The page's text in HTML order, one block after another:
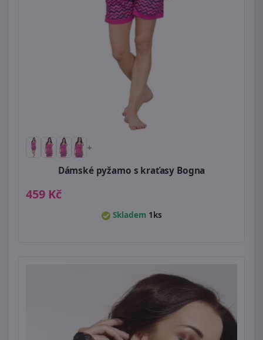
+
Dámské pyžamo s kraťasy Bogna
459 Kč
Skladem 1ks